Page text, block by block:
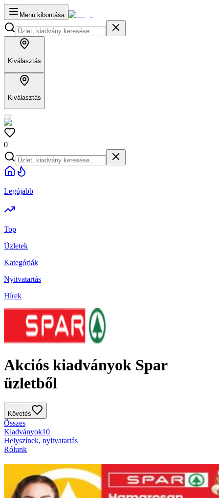
Menü kibontása
Kiválasztás
Kiválasztás
0
Legújabb
Top
Üzletek
Kategóriák
Nyitvatartás
Hírek
Akciós kiadványok Spar
üzletből
Követés
Összes
Kiadványok10
Helyszínek, nyitvatartás
Rólunk